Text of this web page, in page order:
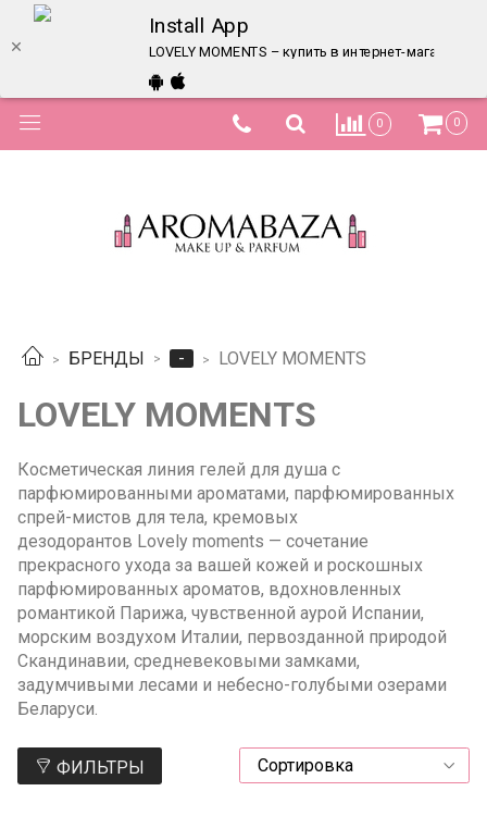
Install App
LOVELY MOMENTS – купить в интернет-магазине
0 0
БРЕНДЫ - LOVELY MOMENTS
LOVELY MOMENTS
Косметическая линия гелей для душа c
парфюмированными ароматами, парфюмированных
спрей-мистов для тела, кремовых
дезодорантов Lovely moments — сочетание
прекрасного ухода за вашей кожей и роскошных
парфюмированных ароматов, вдохновленных
романтикой Парижа, чувственной аурой Испании,
морским воздухом Италии, первозданной природой
Скандинавии, средневековыми замками,
задумчивыми лесами и небесно-голубыми озерами
Беларуси.
ФИЛЬТРЫ